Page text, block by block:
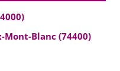
Mont-Blanc (74400)